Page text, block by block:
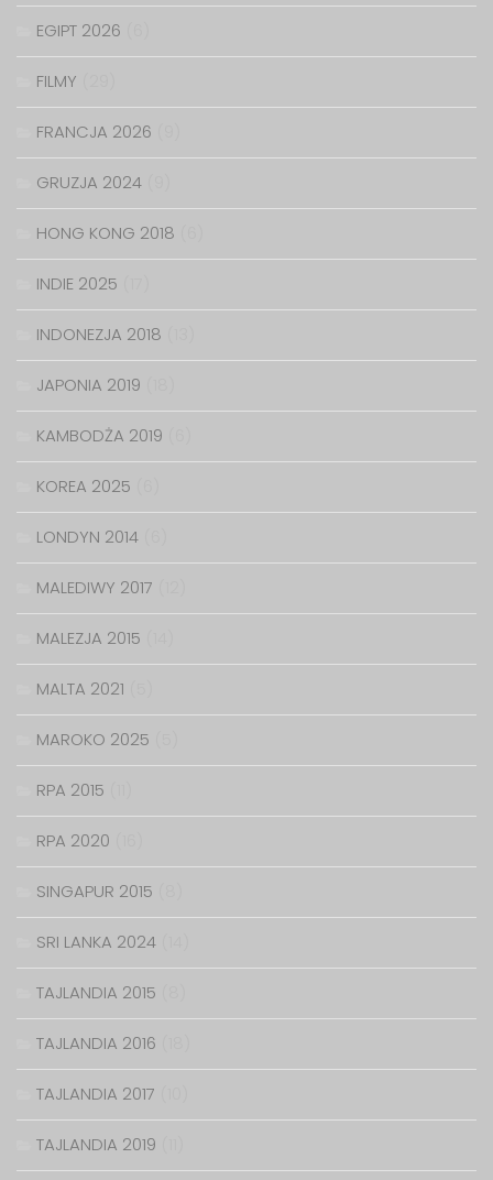
EGIPT 2026
FILMY
FRANCJA 2026
GRUZJA 2024
HONG KONG 2018
INDIE 2025
INDONEZJA 2018
JAPONIA 2019
KAMBODŻA 2019
KOREA 2025
LONDYN 2014
MALEDIWY 2017
MALEZJA 2015
MALTA 2021
MAROKO 2025
RPA 2015
RPA 2020
SINGAPUR 2015
SRI LANKA 2024
TAJLANDIA 2015
TAJLANDIA 2016
TAJLANDIA 2017
TAJLANDIA 2019